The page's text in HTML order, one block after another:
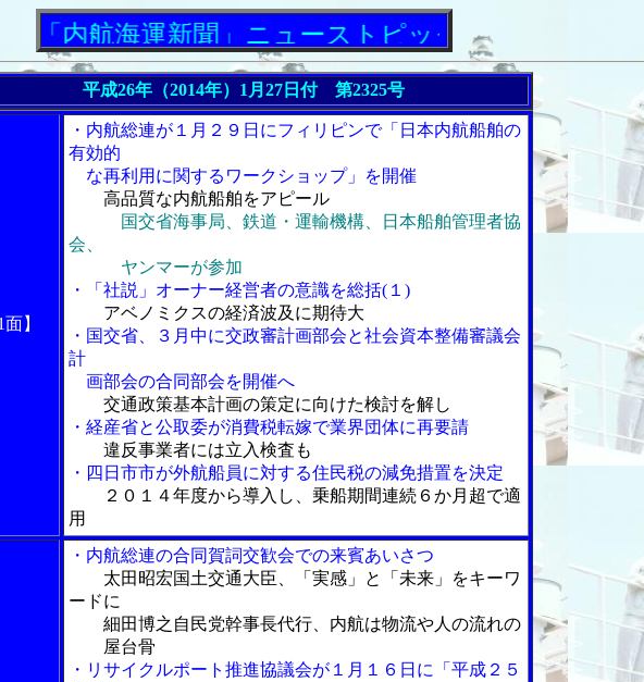
海運新聞」ニューストピックス
平成26年（2014年）1月27日付 第2325号
】
・内航総連が１月２９日にフィリピンで「日本内航船舶の
有効的
な再利用に関するワークショップ」を開催
高品質な内航船舶をアピール
国交省海事局、鉄道・運輸機構、日本船舶管理者協
会、
ヤンマーが参加
・「社説」オーナー経営者の意識を総括(１)
アベノミクスの経済波及に期待大
・国交省、３月中に交政審計画部会と社会資本整備審議会
計
画部会の合同部会を開催へ
交通政策基本計画の策定に向けた検討を解し
・経産省と公取委が消費税転嫁で業界団体に再要請
違反事業者には立入検査も
・四日市市が外航船員に対する住民税の減免措置を決定
２０１４年度から導入し、乗船期間連続６か月超で適
用
・内航総連の合同賀詞交歓会での来賓あいさつ
太田昭宏国土交通大臣、「実感」と「未来」をキーワ
ードに
細田博之自民党幹事長代行、内航は物流や人の流れの
屋台骨
・リサイクルポート推進協議会が１月１６日に「平成２５